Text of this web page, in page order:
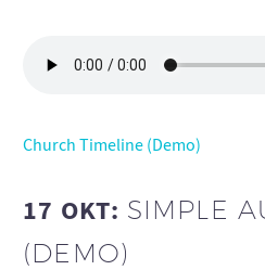
Church Timeline (Demo)
17 OKT: SIMPLE
(DEMO)